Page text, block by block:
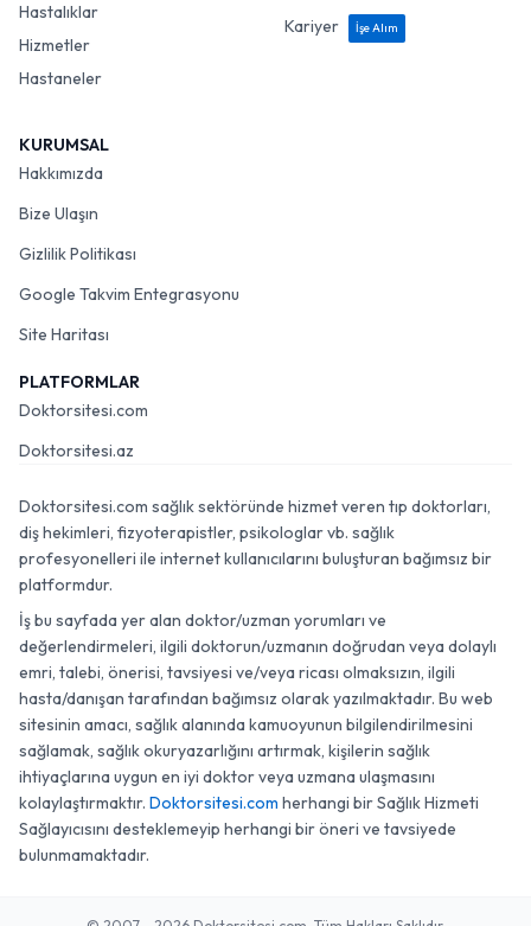
Hastalıklar
Hizmetler
Hastaneler
Kariyer
İşe Alım
KURUMSAL
Hakkımızda
Bize Ulaşın
Gizlilik Politikası
Google Takvim Entegrasyonu
Site Haritası
PLATFORMLAR
Doktorsitesi.com
Doktorsitesi.az
Doktorsitesi.com sağlık sektöründe hizmet veren tıp doktorları,
diş hekimleri, fizyoterapistler, psikologlar vb. sağlık
profesyonelleri ile internet kullanıcılarını buluşturan bağımsız bir
platformdur.
İş bu sayfada yer alan doktor/uzman yorumları ve
değerlendirmeleri, ilgili doktorun/uzmanın doğrudan veya dolaylı
emri, talebi, önerisi, tavsiyesi ve/veya ricası olmaksızın, ilgili
hasta/danışan tarafından bağımsız olarak yazılmaktadır. Bu web
sitesinin amacı, sağlık alanında kamuoyunun bilgilendirilmesini
sağlamak, sağlık okuryazarlığını artırmak, kişilerin sağlık
ihtiyaçlarına uygun en iyi doktor veya uzmana ulaşmasını
kolaylaştırmaktır. Doktorsitesi.com herhangi bir Sağlık Hizmeti
Sağlayıcısını desteklemeyip herhangi bir öneri ve tavsiyede
bulunmamaktadır.